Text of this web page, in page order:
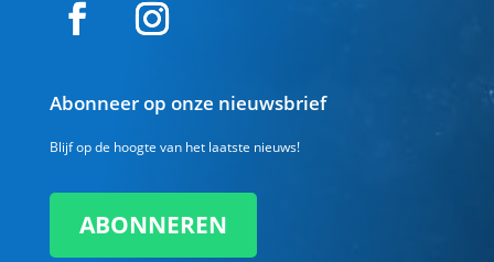
Abonneer op onze nieuwsbrief
Blijf op de hoogte van het laatste nieuws!
ABONNEREN